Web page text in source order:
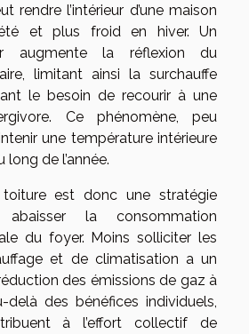
rendre l’intérieur d’une maison
et plus froid en hiver. Un
augmente la réflexion du
limitant ainsi la surchauffe
le besoin de recourir à une
Ce phénomène, peu
une température intérieure
de l’année.
toiture est donc une stratégie
la consommation
du foyer. Moins solliciter les
et de climatisation a un
des émissions de gaz à
des bénéfices individuels,
à l’effort collectif de